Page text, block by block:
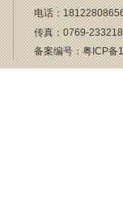
电话：
传真：0769-
备案编号： 粤ICP备